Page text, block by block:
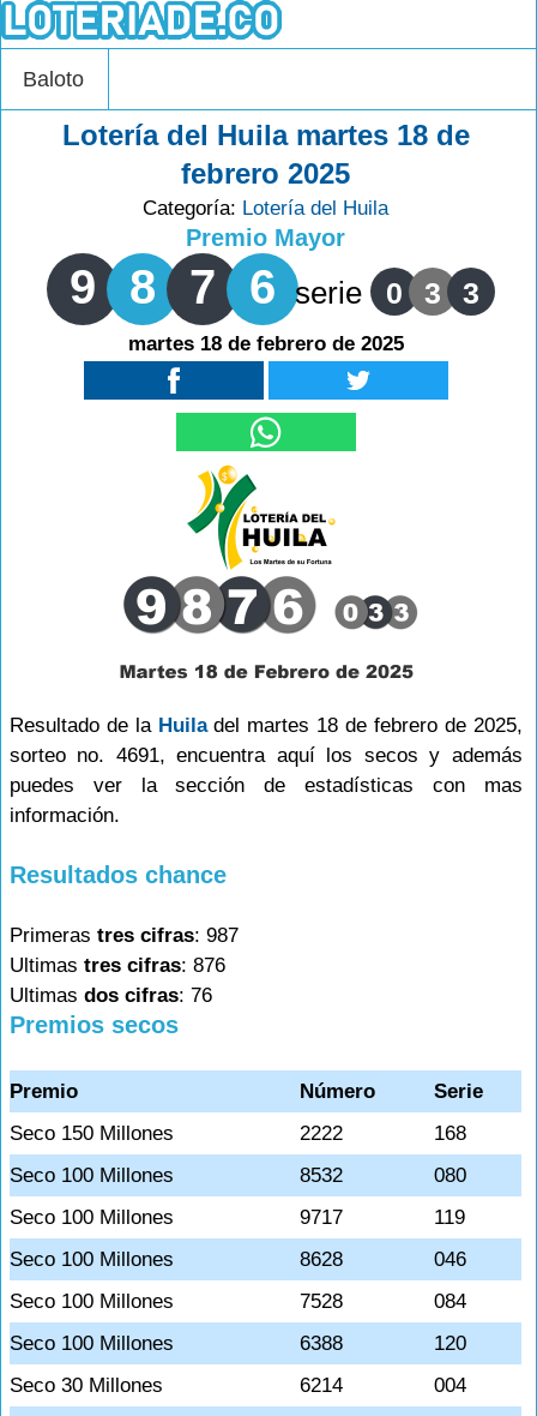
Baloto
Lotería del Huila martes 18 de
febrero 2025
Categoría: Lotería del Huila
Premio Mayor
9 8 7 6 serie 0 3 3
martes 18 de febrero de 2025
Resultado de la Huiladel martes 18 de febrero de 2025,
sorteo no. 4691, encuentra aquí los secos y además
puedes ver la sección de estadísticas con mas
información.
Resultados chance
Primeras tres cifras: 987
Ultimas tres cifras: 876
Ultimas dos cifras: 76
Premios secos
Premio Número
Serie
Seco 150 Millones
2222
168
Seco 100 Millones
8532
080
Seco 100 Millones
9717
119
Seco 100 Millones
8628
046
Seco 100 Millones
7528
084
Seco 100 Millones
6388
120
Seco 30 Millones
6214
004